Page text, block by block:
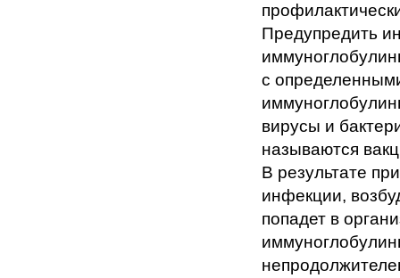
Предупредить
с
вирусы и
называются
В результате
инфекции,
попадет в